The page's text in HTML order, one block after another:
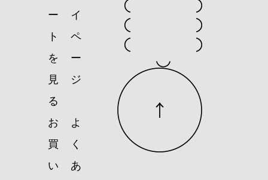
ー
ト
を
見
る
イ
ペ
ー
ジ
お
買
い
よ
く
あ